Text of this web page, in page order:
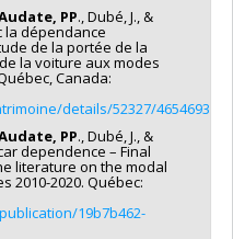
PP., Dubé, J., &
la dépendance
de la portée de la
la voiture aux modes
Canada:
details/52327/4654693
PP., Dubé, J., &
dependence – Final
literature on the modal
2010-2020. Québec:
19b7b462-